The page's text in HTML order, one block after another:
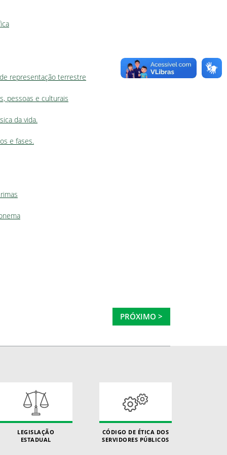
representação terrestre
pessoas e culturais
da vida.
e fases.
PRÓXIMO >
LEGISLAÇÃO
ESTADUAL
CÓDIGO DE ÉTICA DOS
SERVIDORES PÚBLICOS